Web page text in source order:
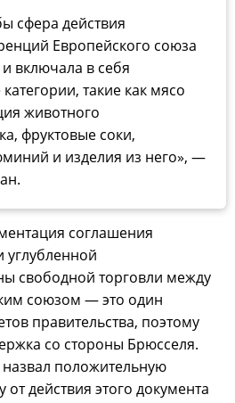
сфера действия
Европейского союза
включала в себя
такие как мясо
животного
фруктовые соки,
и изделия из него», —
соглашения
углубленной
свободной торговли между
союзом — это один
правительства, поэтому
со стороны Брюсселя.
положительную
действия этого документа